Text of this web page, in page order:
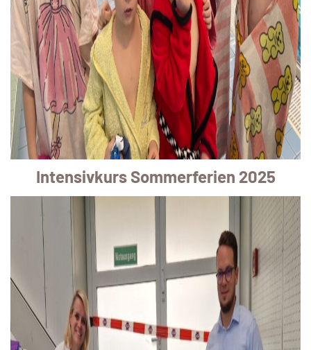
Intensivkurs Sommerferien 2025